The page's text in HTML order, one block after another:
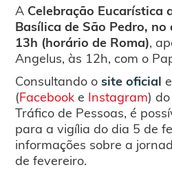
A Celebração Eucarística
Basílica de São Pedro,
13h (horário de Roma),
Angelus, às 12h, com o
Consultando osite oficial
(Facebook e Instagram)
Tráfico de Pessoas, é
para a vigília do dia 5 de
informações sobre a
de fevereiro.